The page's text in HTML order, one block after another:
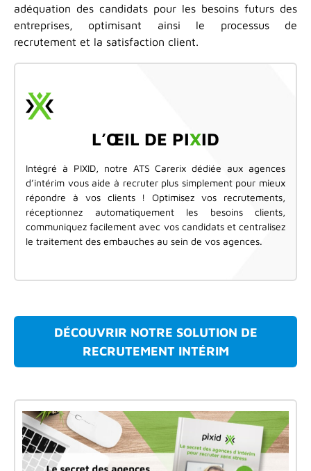
adéquation des candidats pour les besoins futurs des
entreprises, optimisant ainsi le processus de
recrutement et la satisfaction client.
L’ŒIL DE PIXID
Intégré à PIXID, notre ATS Carerix dédiée aux agences
d’intérim vous aide à recruter plus simplement pour mieux
répondre à vos clients ! Optimisez vos recrutements,
réceptionnez automatiquement les besoins clients,
communiquez facilement avec vos candidats et centralisez
le traitement des embauches au sein de vos agences.
DÉCOUVRIR NOTRE SOLUTION DE
RECRUTEMENT INTÉRIM